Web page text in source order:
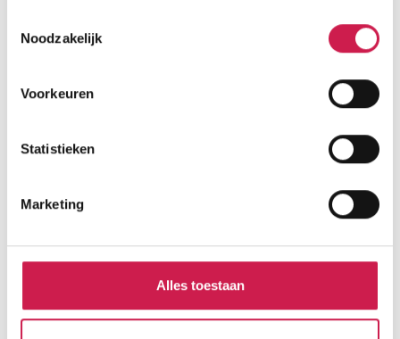
Noodzakelijk
Voorkeuren
Statistieken
Marketing
Alles toestaan
Cijfers voor de wijk
Gescheiden